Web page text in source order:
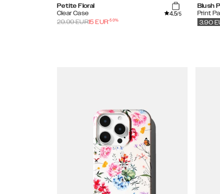
Petite Floral
Clear Case
4.5/5
29.99EUR15 EUR-50%
Blush
Print
3.90